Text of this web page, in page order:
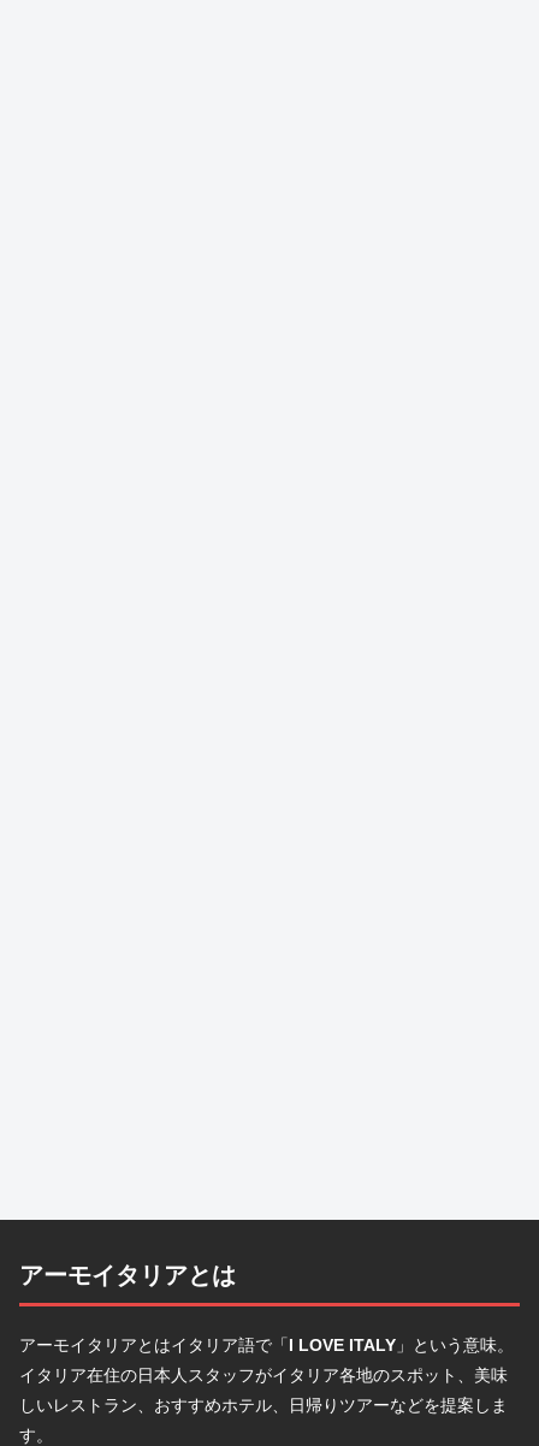
アーモイタリアとは
アーモイタリアとはイタリア語で「I LOVE ITALY 」という意味。
イタリア在住の日本人スタッフがイタリア各地のスポット、美味
しいレストラン、おすすめホテル、日帰りツアーなどを提案しま
す。